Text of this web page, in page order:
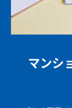
マンシ